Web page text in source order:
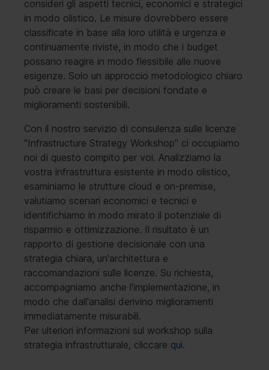
consideri gli aspetti tecnici, economici e strategici
in modo olistico. Le misure dovrebbero essere
classificate in base alla loro utilità e urgenza e
continuamente riviste, in modo che i budget
possano reagire in modo flessibile alle nuove
esigenze. Solo un approccio metodologico chiaro
può creare le basi per decisioni fondate e
miglioramenti sostenibili.
Con il nostro servizio di consulenza sulle licenze
"Infrastructure Strategy Workshop" ci occupiamo
noi di questo compito per voi. Analizziamo la
vostra infrastruttura esistente in modo olistico,
esaminiamo le strutture cloud e on-premise,
valutiamo scenari economici e tecnici e
identifichiamo in modo mirato il potenziale di
risparmio e ottimizzazione. Il risultato è un
rapporto di gestione decisionale con una
strategia chiara, un'architettura e
raccomandazioni sulle licenze. Su richiesta,
accompagniamo anche l'implementazione, in
modo che dall'analisi derivino miglioramenti
immediatamente misurabili.
Per ulteriori informazioni sul workshop sulla
strategia infrastrutturale, cliccare qui.